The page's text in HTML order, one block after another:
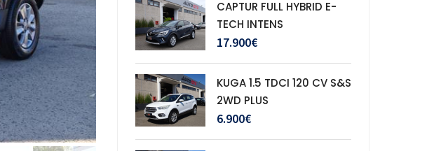
CAPTUR FULL HYBRID E-
TECH INTENS
17.900€
KUGA 1.5 TDCI 120 CV S&S
2WD PLUS
6.900€